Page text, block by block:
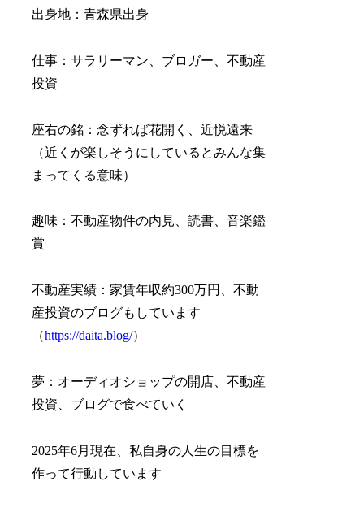
出身地：青森県出身
仕事：サラリーマン、ブロガー、不動産
投資
座右の銘：念ずれば花開く、近悦遠来
（近くが楽しそうにしているとみんな集
まってくる意味）
趣味：不動産物件の内見、読書、音楽鑑
賞
不動産実績：家賃年収約300万円、不動
産投資のブログもしています
（https://daita.blog/）
夢：オーディオショップの開店、不動産
投資、ブログで食べていく
2025年6月現在、私自身の人生の目標を
作って行動しています